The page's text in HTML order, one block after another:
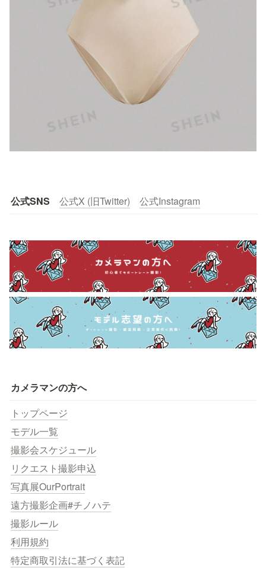
公式SNS 公式X (旧Twitter) 公式Instagram
カメラマンの方へ
トップページ
モデル一覧
撮影会スケジュール
リクエスト撮影申込
写真展OurPortrait
遠方撮影企画#チノハテ
撮影ルール
利用規約
特定商取引法に基づく表記